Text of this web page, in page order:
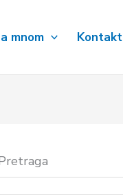
mnom Kontakt